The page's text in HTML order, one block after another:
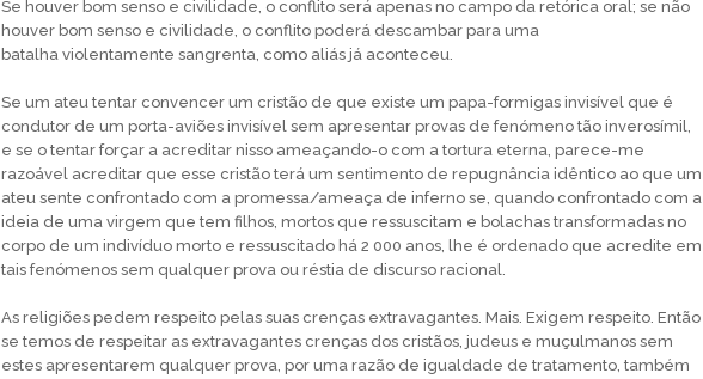
Se houver bom senso e civilidade, o conflito será apenas no campo da retórica oral; se não
houver bom senso e civilidade, o conflito poderá descambar para uma
batalha violentamente sangrenta, como aliás já aconteceu.
Se um ateu tentar convencer um cristão de que existe um papa-formigas invisível que é
condutor de um porta-aviões invisível sem apresentar provas de fenómeno tão inverosímil,
e se o tentar forçar a acreditar nisso ameaçando-o com a tortura eterna, parece-me
razoável acreditar que esse cristão terá um sentimento de repugnância idêntico ao que um
ateu sente confrontado com a promessa/ameaça de inferno se, quando confrontado com a
ideia de uma virgem que tem filhos, mortos que ressuscitam e bolachas transformadas no
corpo de um indivíduo morto e ressuscitado há 2 000 anos, lhe é ordenado que acredite em
tais fenómenos sem qualquer prova ou réstia de discurso racional.
As religiões pedem respeito pelas suas crenças extravagantes. Mais. Exigem respeito. Então
se temos de respeitar as extravagantes crenças dos cristãos, judeus e muçulmanos sem
estes apresentarem qualquer prova, por uma razão de igualdade de tratamento, também